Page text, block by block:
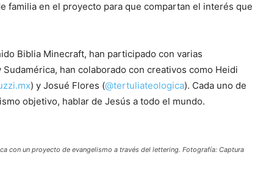
familia en el proyecto para que compartan el interés que
Biblia Minecraft, han participado con varias
han colaborado con creativos como Heidi
) y Josué Flores (@tertuliateologica). Cada uno de
objetivo, hablar de Jesús a todo el mundo.
con un proyecto de evangelismo a través del lettering. Fotografía: Captura